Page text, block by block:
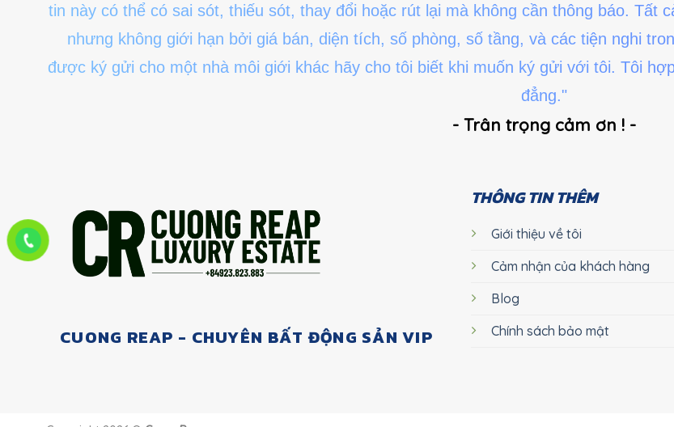
tin này có thể có sai sót, thiếu sót, thay đổi hoặc rút lại mà không cần thông báo. Tất
nhưng không giới hạn bởi giá bán, diện tích, số phòng, số tầng, và các tiện nghi
được ký gửi cho một nhà môi giới khác hãy cho tôi biết khi muốn ký gửi với tôi. Tôi
đẳng."
- Trân trọng cảm ơn ! -
CUONG REAP - CHUYÊN BẤT ĐỘNG SẢN VIP
THÔNG TIN THÊM
Giới thiệu về tôi
Cảm nhận của khách hàng
Blog
Chính sách bảo mật